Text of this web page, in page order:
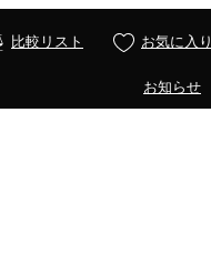
比較リスト お気に入り
お知らせ